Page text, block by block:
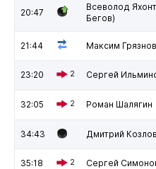
20:47
Всеволод
Бегов)
21:44 Максим
23:20 2 Сергей
32:05 2 Роман Шалягин
34:43 Дмитрий
35:18 2 Сергей